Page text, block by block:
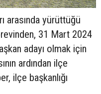
arasında yürüttüğü
31 Mart 2024
adayı olmak için
ardından ilçe
ilçe başkanlığı